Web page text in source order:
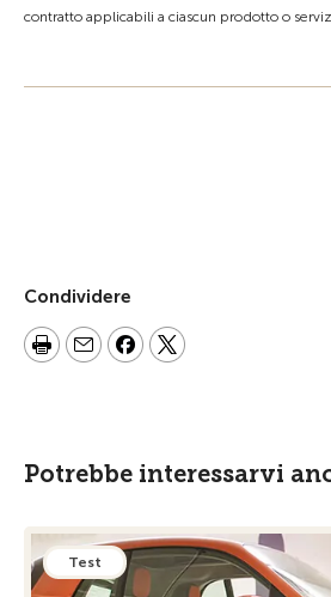
contratto applicabili a ciascun prodotto o
Condividere
Potrebbe interessarvi
Test